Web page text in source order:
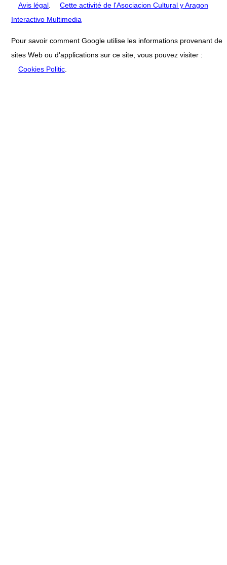
Avis légal
Cette activité de l'Asociacion Cultural y Aragon
Interactivo Multimedia
Pour savoir comment Google utilise les informations provenant de
sites Web ou d'applications sur ce site, vous pouvez visiter :
Cookies Politic